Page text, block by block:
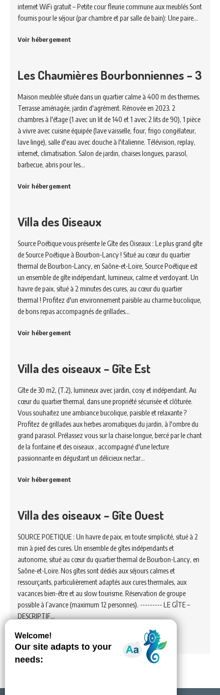
internet WiFi gratuit – Petite cour fleurie commune aux meublés Sont
fournis pour le séjour (par chambre et par salle de bain): Une paire…
Voir hébergement
Les Chaumières Bourbonniennes – 3
Maison meublée située dans un quartier calme à 400 m des thermes.
Terrasse aménagée, jardin d'agrément. Rénovée en 2023. 2
chambres à l'étage (1 avec un lit de 140 et 1 avec 2 lits de 90), 1 pièce
à vivre avec cuisine équipée (lave vaisselle, four, frigo congélateur,
lave linge), salle d'eau avec douche à l'italienne. Télévision, replay,
internet, climatisation. Salon de jardin, chaises longues, parasol,
barbecue, abris pour les…
Voir hébergement
Villa des Oiseaux
Source Poétique vous présente le Gîte des Oiseaux : Le plus grand gîte
de Source Poétique à Bourbon-Lancy ! Situé au cœur du quartier
thermal de Bourbon-Lancy, en Saône-et-Loire, Source Poétique est
un ensemble de gîte indépendant, lumineux, calme et verdoyant. Un
havre de paix, situé à 2 minutes des cures, au cœur du quartier
thermal ! Profitez d'un environnement paisible au charme bucolique,
de bons repas accompagnés de grillades…
Voir hébergement
Villa des oiseaux – Gîte Est
Gîte de 30 m2, (T.2), lumineux avec jardin, cosy et indépendant. Au
cœur du quartier thermal, dans une propriété sécurisée et clôturée.
Vous souhaitez une ambiance bucolique, paisible et relaxante ?
Profitez de grillades aux herbes aromatiques du jardin, à l'ombre du
grand parasol. Prélassez vous sur la chaise longue, bercé par le chant
de la fontaine et des oiseaux , accompagné d'une lecture
passionnante en dégustant un délicieux nectar…
Voir hébergement
Villa des oiseaux – Gîte Ouest
SOURCE POETIQUE : Un havre de paix, en toute simplicité, situé à 2
min à pied des cures. Un ensemble de gîtes indépendants et
autonome, situé au cœur du quartier thermal de Bourbon-Lancy, en
Saône-et-Loire. Nos gîtes sont dédiés aux séjours calmes et
ressourçants, particulièrement adaptés aux cures thermales, aux
vacances bien-être et au slow tourisme. Réservation de groupe
possible à l’avance (maximum 12 personnes). --------- LE GÎTE –
DESCRIPTIF…
Voir hébergement